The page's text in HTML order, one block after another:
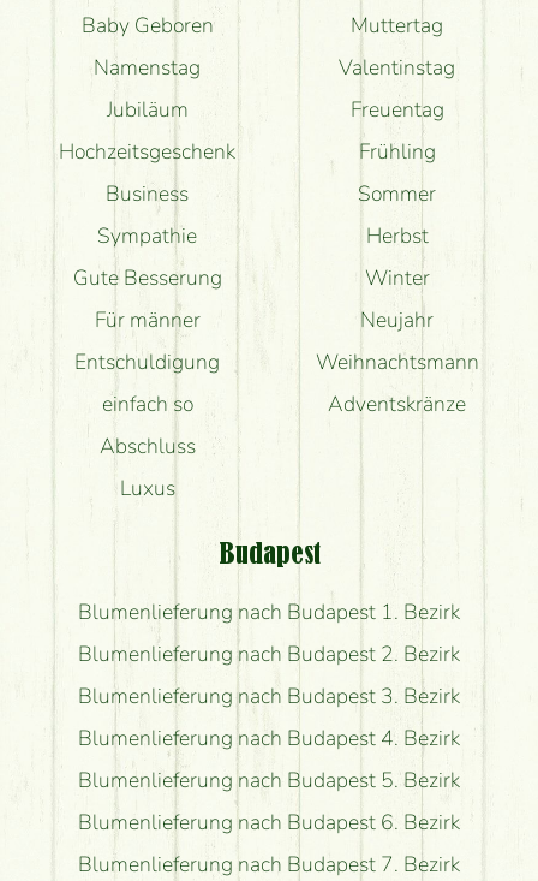
Baby Geboren
Namenstag
Jubiläum
Hochzeitsgeschenk
Business
Sympathie
Gute Besserung
Für männer
Entschuldigung
einfach so
Abschluss
Luxus
Muttertag
Valentinstag
Freuentag
Frühling
Sommer
Herbst
Winter
Neujahr
Weihnachtsmann
Adventskränze
Budapest
Blumenlieferung nach Budapest 1. Bezirk
Blumenlieferung nach Budapest 2. Bezirk
Blumenlieferung nach Budapest 3. Bezirk
Blumenlieferung nach Budapest 4. Bezirk
Blumenlieferung nach Budapest 5. Bezirk
Blumenlieferung nach Budapest 6. Bezirk
Blumenlieferung nach Budapest 7. Bezirk